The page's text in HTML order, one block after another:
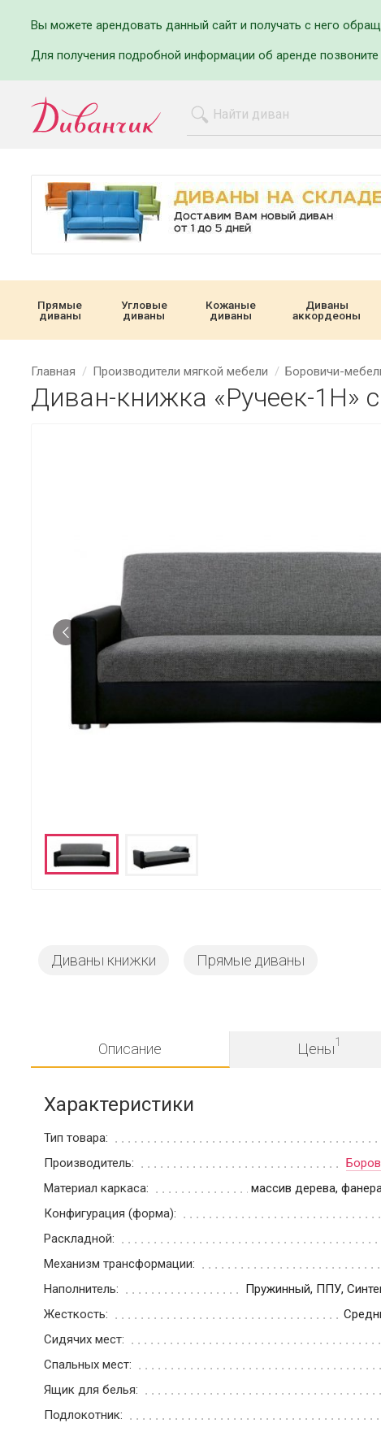
Вы можете арендовать данный сайт и получать с него
Для получения подробной информации об аренде позвоните
Прямые
диваны
Угловые
диваны
Кожаные
диваны
Диваны
аккордеоны
Главная Производители мягкой мебели Боровичи-
Диван-книжка «Ручеек-1Н»
Диваны книжки Прямые диваны
Описание Цены1
Характеристики
Тип товара:
Производитель:
Материал каркаса:
массив дерева,
Конфигурация (форма):
Раскладной:
Механизм трансформации:
Наполнитель:
Пружинный, ППУ,
Жесткость:
Сидячих мест:
Спальных мест:
Ящик для белья:
Подлокотник: